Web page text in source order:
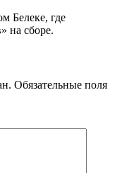
Белеке, где
на сборе.
Обязательные поля